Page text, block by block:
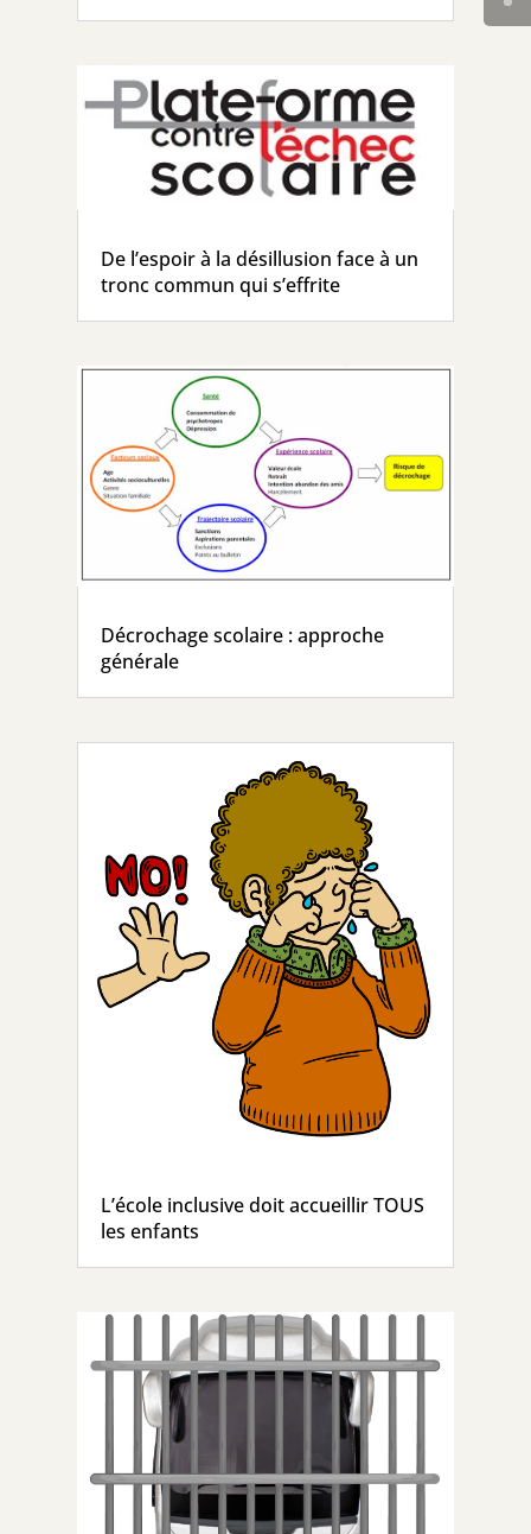
De l’espoir à la désillusion face à un
tronc commun qui s’effrite
Décrochage scolaire : approche
générale
L’école inclusive doit accueillir TOUS
les enfants